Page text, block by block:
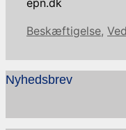
epn.dk
Kategorier
Beskæftigelse,
Nyhedsbrev